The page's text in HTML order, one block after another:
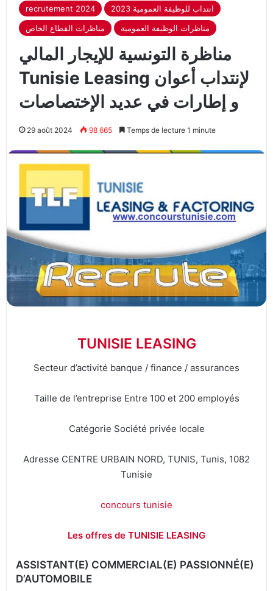
recrutement 2024
انتداب للوظيفة العمومية 2023
مناظرات القطاع الخاص
مناظرات الوظيفة العمومية
مناظرة التونسية للإيجار المالي
Tunisie Leasing لإنتداب أعوان
و إطارات في عديد الإختصاصات
29 août 2024 98 665 Temps de lecture 1 minute
TUNISIE LEASING
Secteur d’activité banque / finance / assurances
Taille de l’entreprise Entre 100 et 200 employés
Catégorie Société privée locale
Adresse CENTRE URBAIN NORD, TUNIS, Tunis, 1082
Tunisie
concours tunisie
Les offres de TUNISIE LEASING
ASSISTANT(E) COMMERCIAL(E) PASSIONNÉ(E)
D’AUTOMOBILE